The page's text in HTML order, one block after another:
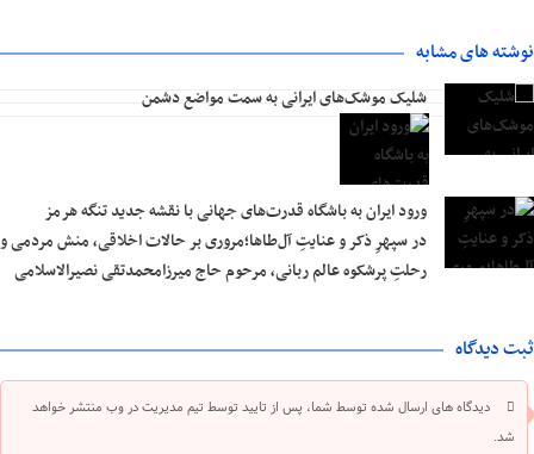
نوشته های مشابه
شلیک موشک‌های ایرانی به سمت مواضع دشمن
ورود ایران به باشگاه قدرت‌های جهانی با نقشه جدید تنگه هرمز
در سپهرِ ذکر و عنایتِ آل‌طاها؛مروری بر حالات اخلاقی، منش مردمی و
رحلتِ پرشکوه عالم ربانی، مرحوم حاج میرزامحمدتقی نصیرالاسلامی
ثبت دیدگاه
دیدگاه های ارسال شده توسط شما، پس از تایید توسط تیم مدیریت در وب منتشر خواهد
شد.